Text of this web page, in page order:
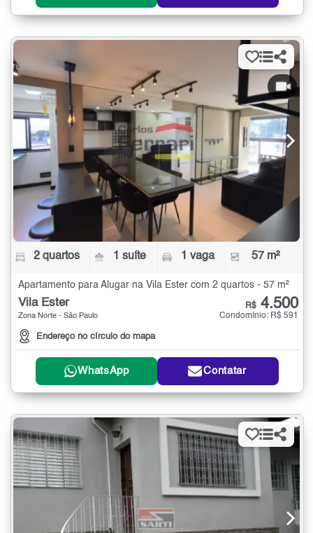
2 quartos 1 suíte 1 vaga 57 m²
Apartamento para Alugar na Vila Ester com 2 quartos - 57 m²
Vila Ester
Zona Norte - São Paulo
Endereço no círculo do mapa
R$ 4.500
Condomínio: R$ 591
WhatsApp Contatar